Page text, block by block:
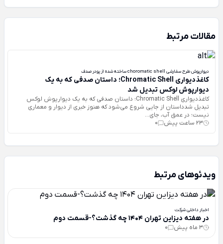
مقالات مرتبط
دیوارپوش طرح سفارشی choromatic shell ساخته شده از پودر صدف
کاغذدیواری Chromatic Shell؛ داستان صدفی که به یک
دیوارپوش لوکس تبدیل شد
کاغذدیواری Chromatic Shell؛ داستان صدفی که به یک دیوارپوش لوکس
تبدیل شدداستان از جایی شروع می‌شود که هنوز خبری از دیوار و معماری
نیست؛ در عمق آب، جای...
23 ساعت پیش
0
ویدئوهای مرتبط
اخبار داخلی شرکت
در هفته دیزاین تهران 1404 چه گذشت؟-قسمت دوم
3 ماه پیش 0